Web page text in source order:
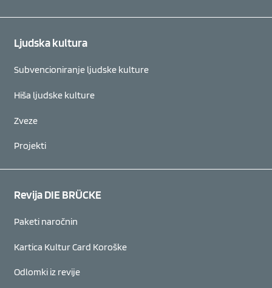
Ljudska kultura
Subvencioniranje ljudske kulture
Hiša ljudske kulture
Zveze
Projekti
Revija DIE BRÜCKE
Paketi naročnin
Kartica Kultur Card Koroške
Odlomki iz revije